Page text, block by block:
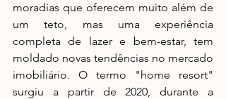
moradias que oferecem muito além de
um teto, mas uma experiência
completa de lazer e bem-estar, tem
moldado novas tendências no mercado
imobiliário. O termo "home resort"
surgiu a partir de 2020, durante a